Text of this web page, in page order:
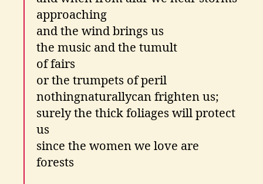
approaching
and the wind brings us
the music and the tumult
of fairs
or the trumpets of peril
nothingnaturallycan frighten us;
surely the thick foliages will protect
us
since the women we love are
forests